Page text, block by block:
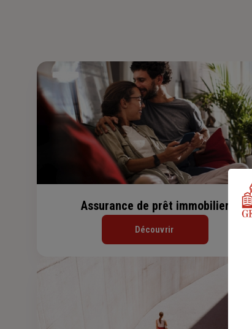
Assurance de prêt immobilier
Découvrir